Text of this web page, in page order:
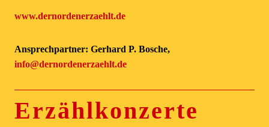
www.dernordenerzaehlt.de
Ansprechpartner: Gerhard P. Bosche,
info@dernordenerzaehlt.de
Erzählkonzerte